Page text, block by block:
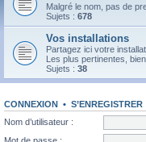
Malgré le nom, pas de
Sujets : 678
Vos installations
Partagez ici votre
Les plus pertinentes,
Sujets : 38
CONNEXION • S’ENREGISTRER
Nom d’utilisateur :